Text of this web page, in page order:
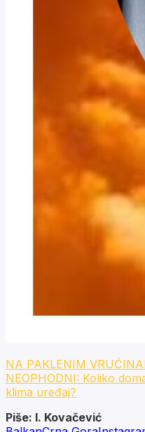
NA PAKLENIM
NEOPHODNI: Koliko
klima uređaj?
Piše: I. Kovačević